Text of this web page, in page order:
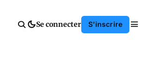
Se connecter S'inscrire